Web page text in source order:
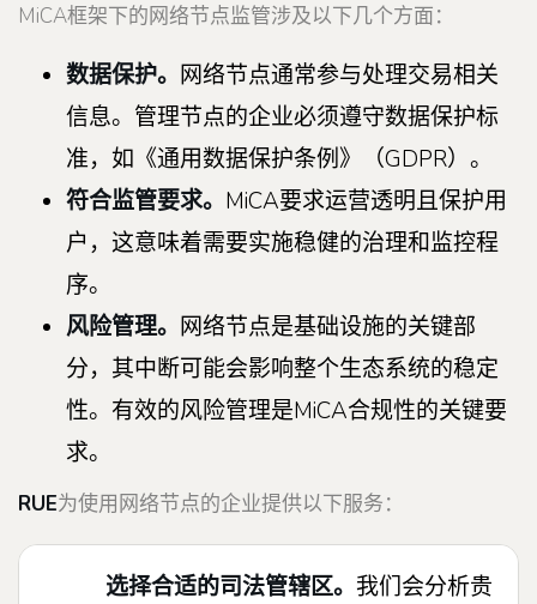
MiCA框架下的网络节点监管涉及以下几个方面：
数据保护。 网络节点通常参与处理交易相关
信息。管理节点的企业必须遵守数据保护标
准，如《通用数据保护条例》（GDPR）。
符合监管要求。 MiCA要求运营透明且保护用
户，这意味着需要实施稳健的治理和监控程
序。
风险管理。 网络节点是基础设施的关键部
分，其中断可能会影响整个生态系统的稳定
性。有效的风险管理是MiCA合规性的关键要
求。
RUE为使用网络节点的企业提供以下服务：
选择合适的司法管辖区。 我们会分析贵